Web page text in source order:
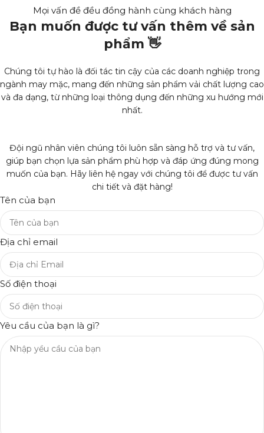
Mọi vấn đề đều đồng hành cùng khách hàng
Bạn muốn được tư vấn thêm về sản
phẩm 👋
Chúng tôi tự hào là đối tác tin cậy của các doanh nghiệp trong
ngành may mặc, mang đến những sản phẩm vải chất lượng cao
và đa dạng, từ những loại thông dụng đến những xu hướng mới
nhất.
Đội ngũ nhân viên chúng tôi luôn sẵn sàng hỗ trợ và tư vấn,
giúp bạn chọn lựa sản phẩm phù hợp và đáp ứng đúng mong
muốn của bạn. Hãy liên hệ ngay với chúng tôi để được tư vấn
chi tiết và đặt hàng!
Tên của bạn
Địa chỉ email
Số điện thoại
Yêu cầu của bạn là gì?